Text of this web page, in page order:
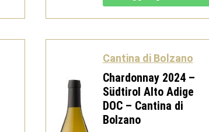
-
Südtirol
-
Cantina
Bolzano
quantità
Cantina di Bolzano
Chardonnay 2024 –
Südtirol Alto Adige
DOC – Cantina di
Bolzano